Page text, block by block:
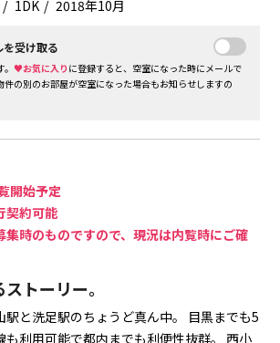
1DK 2018年10月
受け取る
。♥お気に入り に登録すると、空室になった時にメールで
件の別のお部屋が空室になった場合もお知らせしますの
開始予定
契約可能
集時のものですので、現況は内覧時にご確
トーリー。
と洗足駅のちょうど真ん中。
目黒までも5
利用可能で都内までも利便性抜群。
西小